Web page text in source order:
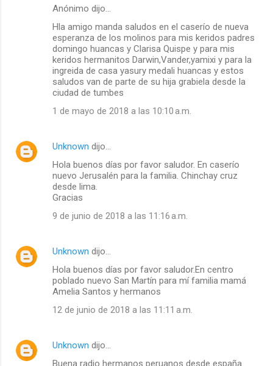
Anónimo dijo…
Hla amigo manda saludos en el caserío de nueva
esperanza de los molinos para mis keridos padres
domingo huancas y Clarisa Quispe y para mis
keridos hermanitos Darwin,Vander,yamixi y para la
ingreida de casa yasury medali huancas y estos
saludos van de parte de su hija grabiela desde la
ciudad de tumbes
1 de mayo de 2018 a las 10:10 a.m.
Unknown dijo…
Hola buenos días por favor saludor. En caserío
nuevo Jerusalén para la familia. Chinchay cruz
desde lima.
Gracias
9 de junio de 2018 a las 11:16 a.m.
Unknown dijo…
Hola buenos días por favor saludor.En centro
poblado nuevo San Martín para mí familia mamá
Amelia Santos y hermanos
12 de junio de 2018 a las 11:11 a.m.
Unknown dijo…
Buena radio hermanos peruanos desde españa